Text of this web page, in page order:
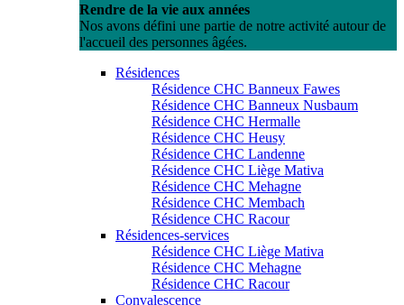
Rendre de la vie aux années
Nos avons défini une partie de notre activité autour de
l'accueil des personnes âgées.
Résidences
Résidence CHC Banneux Fawes
Résidence CHC Banneux Nusbaum
Résidence CHC Hermalle
Résidence CHC Heusy
Résidence CHC Landenne
Résidence CHC Liège Mativa
Résidence CHC Mehagne
Résidence CHC Membach
Résidence CHC Racour
Résidences-services
Résidence CHC Liège Mativa
Résidence CHC Mehagne
Résidence CHC Racour
Convalescence